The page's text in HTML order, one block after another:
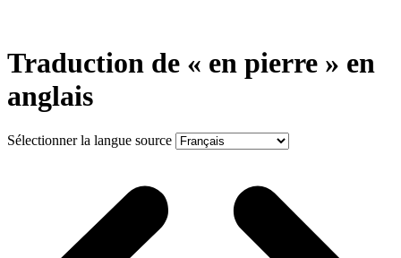
Traduction de « en pierre » en
anglais
Sélectionner la langue source